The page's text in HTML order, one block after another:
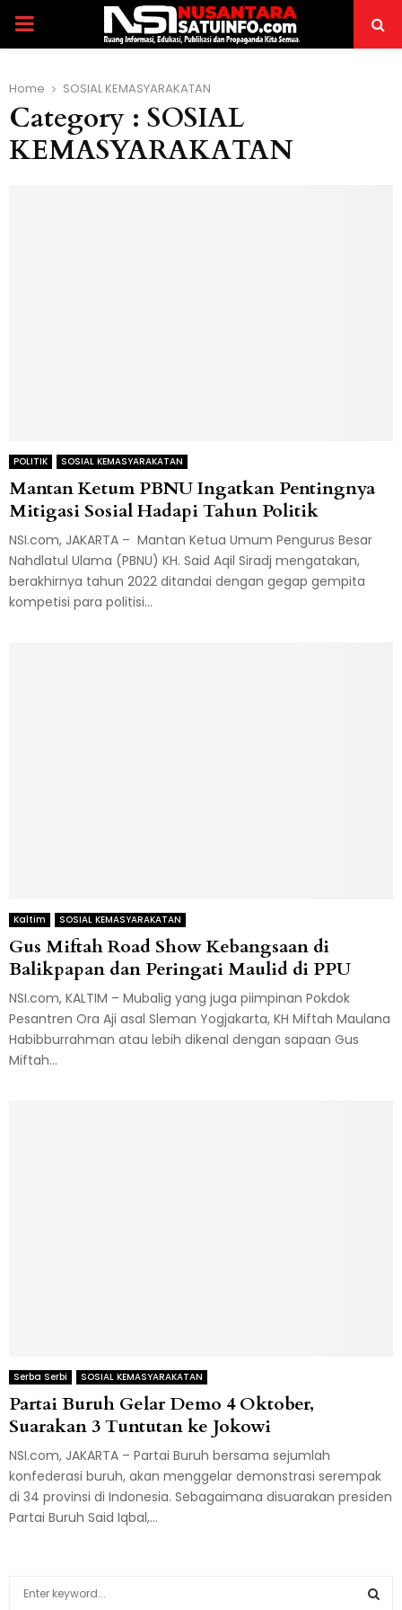
PRIMARY
Home SOSIAL KEMASYARAKATAN
Category : SOSIAL
KEMASYARAKATAN
POLITIK SOSIAL KEMASYARAKATAN
Mantan Ketum PBNU Ingatkan Pentingnya
Mitigasi Sosial Hadapi Tahun Politik
NSI.com, JAKARTA – Mantan Ketua Umum Pengurus Besar
Nahdlatul Ulama (PBNU) KH. Said Aqil Siradj mengatakan,
berakhirnya tahun 2022 ditandai dengan gegap gempita
kompetisi para politisi...
Kaltim SOSIAL KEMASYARAKATAN
Gus Miftah Road Show Kebangsaan di
Balikpapan dan Peringati Maulid di PPU
NSI.com, KALTIM – Mubalig yang juga piimpinan Pokdok
Pesantren Ora Aji asal Sleman Yogjakarta, KH Miftah Maulana
Habibburrahman atau lebih dikenal dengan sapaan Gus
Miftah...
Serba Serbi SOSIAL KEMASYARAKATAN
Partai Buruh Gelar Demo 4 Oktober,
Suarakan 3 Tuntutan ke Jokowi
NSI.com, JAKARTA – Partai Buruh bersama sejumlah
konfederasi buruh, akan menggelar demonstrasi serempak
di 34 provinsi di Indonesia. Sebagaimana disuarakan presiden
Partai Buruh Said Iqbal,...